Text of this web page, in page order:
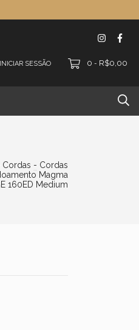
INICIAR SESSÃO 0 - R$0,00
Cordas - Cordas
Magma
160ED Medium